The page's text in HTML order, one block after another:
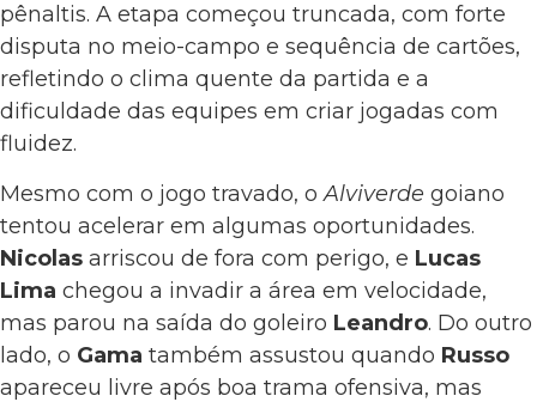
pênaltis. A etapa começou truncada, com forte
disputa no meio-campo e sequência de cartões,
refletindo o clima quente da partida e a
dificuldade das equipes em criar jogadas com
fluidez.
Mesmo com o jogo travado, oAlviverde goiano
tentou acelerar em algumas oportunidades.
Nicolas arriscou de fora com perigo, e Lucas
Lima chegou a invadir a área em velocidade,
mas parou na saída do goleiro Leandro. Do outro
lado, o Gama também assustou quando Russo
apareceu livre após boa trama ofensiva, mas